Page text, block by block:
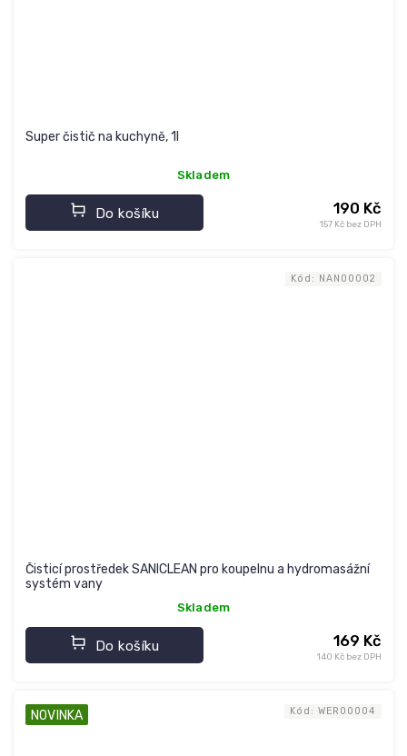
Super čistič na kuchyně, 1l
Skladem
157 Kč bez DPH
190 Kč
Do košíku
Čisticí prostředek SANICLEAN pro koupelnu a hydromasážní
systém vany
Skladem
140 Kč bez DPH
169 Kč
Do košíku
Kód: NAN00002
NOVINKA Kód: WER00004